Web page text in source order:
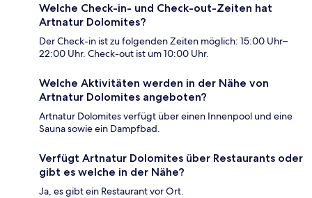
Welche Check-in- und Check-out-Zeiten hat
Artnatur Dolomites?
Der Check-in ist zu folgenden Zeiten möglich: 15:00 Uhr–
22:00 Uhr. Check-out ist um 10:00 Uhr.
Welche Aktivitäten werden in der Nähe von
Artnatur Dolomites angeboten?
Artnatur Dolomites verfügt über einen Innenpool und eine
Sauna sowie ein Dampfbad.
Verfügt Artnatur Dolomites über Restaurants oder
gibt es welche in der Nähe?
Ja, es gibt ein Restaurant vor Ort.